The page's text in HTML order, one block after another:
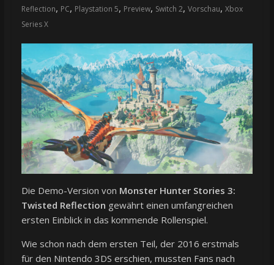
Reflection, PC, Playstation 5, Preview, Switch 2, Vorschau, Xbox
Series X
Die Demo-Version von Monster Hunter Stories 3:
Twisted Reflection gewährt einen umfangreichen
ersten Einblick in das kommende Rollenspiel.
Wie schon nach dem ersten Teil, der 2016 erstmals
für den Nintendo 3DS erschien, mussten Fans nach